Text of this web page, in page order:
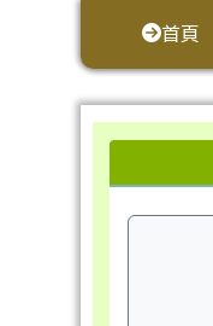
花蓮縣鳳
首頁
左邊
頁尾